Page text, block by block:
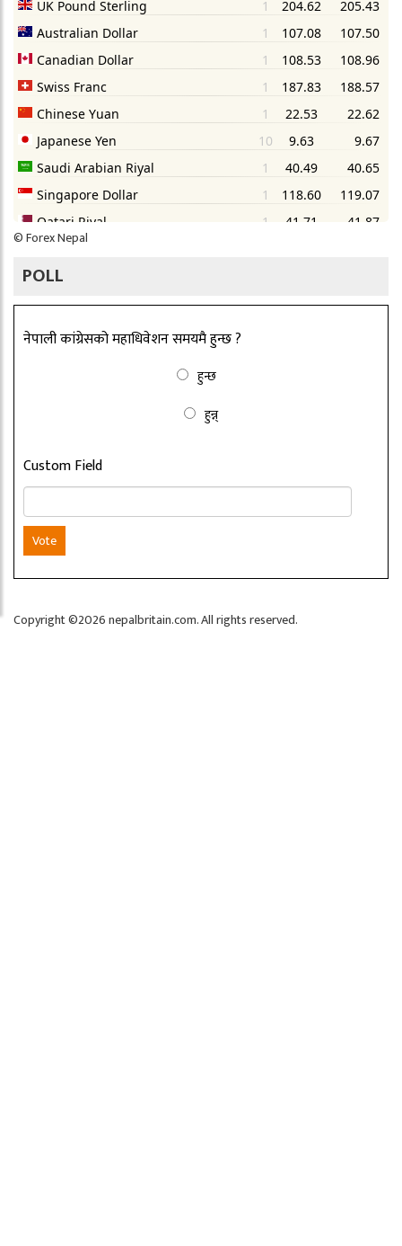
©Forex Nepal
POLL
नेपाली कांग्रेसको महाधिवेशन समयमै हुन्छ ?
हुन्छ
हुन्न्
Custom Field
Vote
Copyright ©2026 nepalbritain.com. All rights reserved.